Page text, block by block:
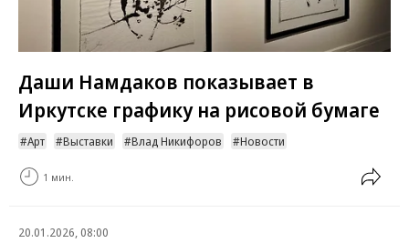
Даши Намдаков показывает в
Иркутске графику на рисовой бумаге
Арт Выставки Влад Никифоров Новости
1 мин.
20.01.2026, 08:00